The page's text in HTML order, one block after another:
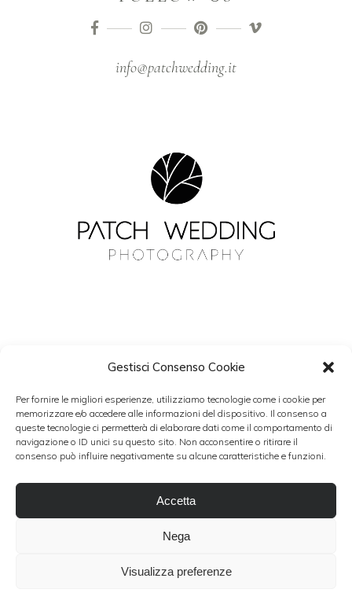
Gestisci Consenso Cookie
Per fornire le migliori esperienze, utilizziamo tecnologie come i cookie per
memorizzare e/o accedere alle informazioni del dispositivo. Il consenso a
queste tecnologie ci permetterà di elaborare dati come il comportamento di
navigazione o ID unici su questo sito. Non acconsentire o ritirare il
consenso può influire negativamente su alcune caratteristiche e funzioni.
Accetta
Nega
Visualizza preferenze
info@patchwedding.it
Resta aggiornato con Patch Wedding.